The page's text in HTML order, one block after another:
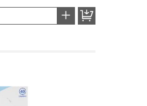
+